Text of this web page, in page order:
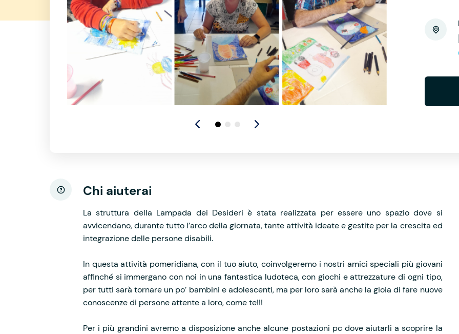
Chi aiuterai
La struttura della Lampada dei Desideri è stata realizzata per essere uno spazio dove si
avvicendano, durante tutto l’arco della giornata, tante attività ideate e gestite per la crescita ed
integrazione delle persone disabili.
In questa attività pomeridiana, con il tuo aiuto, coinvolgeremo i nostri amici speciali più giovani
affinché si immergano con noi in una fantastica ludoteca, con giochi e attrezzature di ogni tipo,
per tutti sarà tornare un po’ bambini e adolescenti, ma per loro sarà anche la gioia di fare nuove
conoscenze di persone attente a loro, come te!!!
Per i più grandini avremo a disposizione anche alcune postazioni pc dove aiutarli a scoprire la